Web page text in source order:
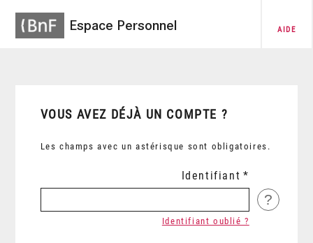
Espace Personnel AIDE
VOUS AVEZ DÉJÀ UN COMPTE ?
Les champs avec un astérisque sont obligatoires.
Identifiant
?
Identifiant oublié ?